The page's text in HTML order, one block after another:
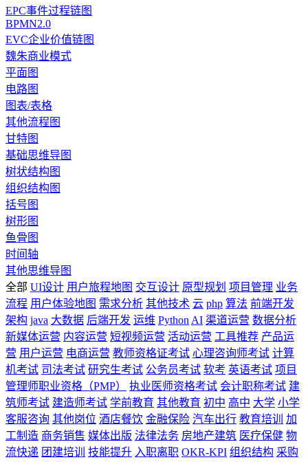
EPC事件过程链图
BPMN2.0
EVC企业价值链图
魏朱商业模式
平面图
电路图
图表/表格
其他流程图
甘特图
基础思维导图
树状结构图
组织结构图
括号图
树形图
鱼骨图
时间轴
其他思维导图
全部 UI设计 用户旅程地图 交互设计 原型规划 项目管理 业务
流程 用户体验地图 需求分析 其他技术 云 php 算法 前端开发
架构 java 大数据 后端开发 运维 Python AI 渠道运营 数据分析
新媒体运营 内容运营 短视频运营 活动运营 工具推荐 产品运
营 用户运营 电商运营 教师资格证考试 心理咨询师考试 计算
机考试 司法考试 研究生考试 公务员考试 软考 英语考试 项目
管理师职业资格（PMP）
执业医师资格考试 会计职称考试 建
筑师考试 建造师考试 学前教育 其他教育 初中 高中 大学 小学
客服咨询 其他岗位 酒店餐饮 金融保险 汽车出行 教育培训
加
工制造 商务销售 媒体出版 法律法务 房地产建筑 医疗保健 物
流快递 团建培训 技能提升 入职离职 OKR-KPI 组织结构 采购